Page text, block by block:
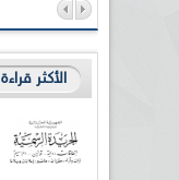
الأكثر قراءة